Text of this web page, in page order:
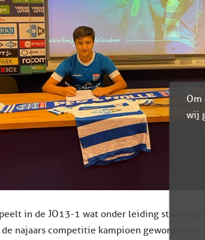
in de JO13-1 wat onder leiding staat van
najaars competitie kampioen geworden en
wij